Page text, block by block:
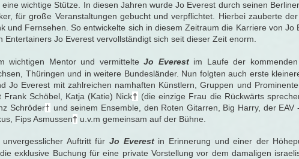
wichtige Stütze. In diesen Jahren wurde Jo Everest durch seinen
für große Veranstaltungen gebucht und verpflichtet. Hierbei zauberte
und Fernsehen. So entwickelte sich in diesem Zeitraum die Karriere von Jo
Entertainers Jo Everest vervollständigt sich seit dieser Zeit enorm.
wichtigen Mentor und vermittelteJo Everestim Laufe der
Thüringen und in weitere Bundesländer. Nun folgten auch erste
Jo Everest mit zahlreichen namhaften Künstlern, Gruppen und
Frank Schöbel, Katja (Katie) Nick† (die einzige Frau die Rückwärts
Schröder† und seinem Ensemble, den Roten Gitarren, Big Harry, der EAV
Fips Asmussen† u.v.m gemeinsam auf der Bühne.
Auftritt fürJo Everestin Erinnerung und einer der
exklusive Buchung für eine private Vorstellung vor dem damaligen